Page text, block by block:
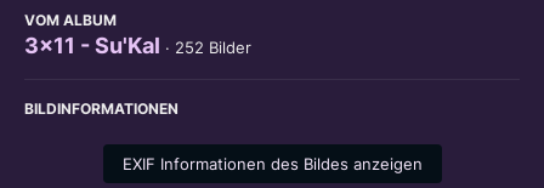
VOM ALBUM
3x11 - Su'Kal · 252 Bilder
BILDINFORMATIONEN
EXIF Informationen des Bildes anzeigen